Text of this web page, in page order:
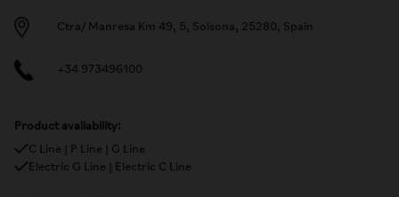
Ctra/ Manresa Km 49, 5, Solsona, 25280, Spain
+34 973496100
Product availability:
C Line | P Line | G Line
Electric G Line | Electric C Line